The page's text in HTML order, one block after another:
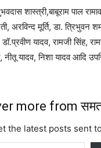
शास्त्री,बाबूराम पाल
अरविन्द मूर्ति, डा. त्रिभुवन
यादव, रामजी सिंह,
नीतू यादव, निशा यादव आदि
more from समता
the latest posts sent